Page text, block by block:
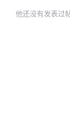
他还没有发表过